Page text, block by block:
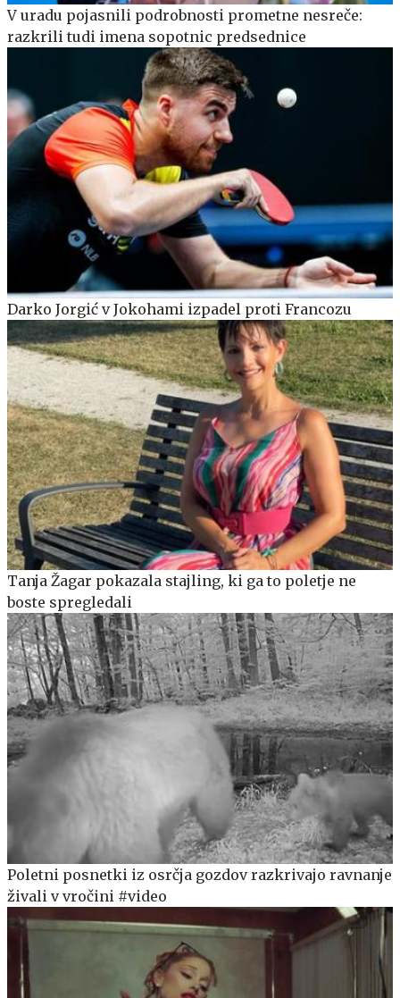
V uradu pojasnili podrobnosti prometne nesreče:
razkrili tudi imena sopotnic predsednice
Darko Jorgić v Jokohami izpadel proti Francozu
Tanja Žagar pokazala stajling, ki ga to poletje ne
boste spregledali
Poletni posnetki iz osrčja gozdov razkrivajo ravnanje
živali v vročini #video